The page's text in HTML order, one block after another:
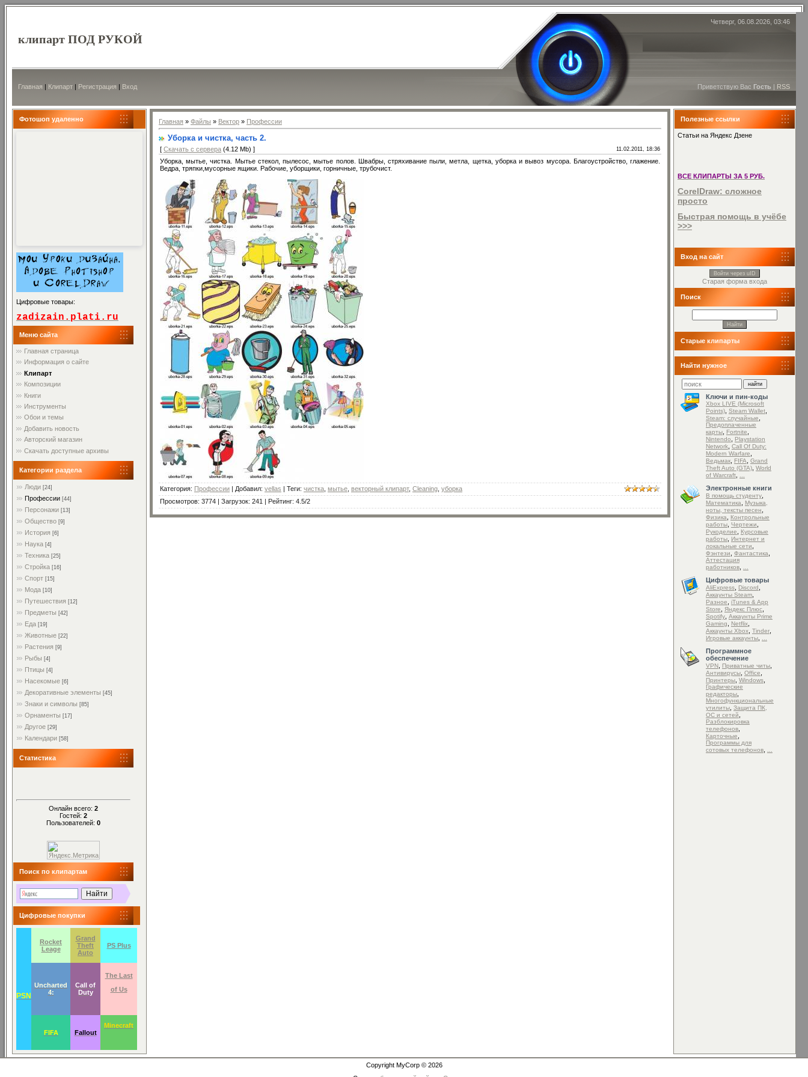
клипарт ПОД РУКОЙ
Четверг, 06.08.2026, 03:46
Главная | Клипарт | Регистрация | Вход Приветствую Вас Гость | RSS
Фотошоп удаленно
Цифровые товары:
zadizain.plati.ru
Меню сайта
Главная страница
Информация о сайте
Клипарт
Композиции
Книги
Инструменты
Обои и темы
Добавить новость
Авторский магазин
Скачать доступные архивы
Категории раздела
Люди [24]
Профессии [44]
Персонажи [13]
Общество [9]
История [6]
Наука [4]
Техника [25]
Стройка [16]
Спорт [15]
Мода [10]
Путешествия [12]
Предметы [42]
Еда [19]
Животные [22]
Растения [9]
Рыбы [4]
Птицы [4]
Насекомые [6]
Декоративные элементы [45]
Знаки и символы [85]
Орнаменты [17]
Другое [29]
Календари [58]
Статистика
Онлайн всего: 2
Гостей: 2
Пользователей: 0
Поиск по клипартам
Цифровые покупки
PSN
Rocket
Leage
Grand
Theft
Auto
PS Plus
Uncharted
4:
Call of
Duty
The Last
of Us
FIFA Fallout
Minecraft
Главная » Файлы » Вектор » Профессии
Уборка и чистка, часть 2.
[ Скачать с сервера (4.12 Mb) ] 11.02.2011, 18:36
Уборка, мытье, чистка. Мытье стекол, пылесос, мытье полов. Швабры, стряхивание пыли, метла, щетка, уборка и вывоз мусора. Благоустройство, глажение.
Ведра, тряпки,мусорные ящики. Рабочие, уборщики, горничные, трубочист.
Категория: Профессии | Добавил: vellas | Теги: чистка мытье векторный клипарт, Cleaning уборка
Просмотров: 3774 | Загрузок: 241 | Рейтинг: 4.5/2
Полезные ссылки
Статьи на Яндекс Дзене
ВСЕ КЛИПАРТЫ ЗА 5 РУБ.
CorelDraw: сложное
просто
Быстрая помощь в учёбе
>>>
Вход на сайт
Войти через uID
Старая форма входа
Поиск
Старые клипарты
Найти нужное
Ключи и пин-коды
Xbox LIVE (Microsoft
Points) Steam Wallet
Steam: случайные
Предоплаченные
карты
Fortnite
Nintendo
Playstation
Network Call Of Duty:
Modern Warfare
Ведьмак FIFA
Grand
Theft Auto (GTA) World
of Warcraft
Электронные книги
В помощь студенту
Математика
Музыка,
ноты, тексты песен
Физика
Контрольные
работы Чертежи
Рукоделие
Курсовые
работы
Интернет и
локальные сети
Фэнтези Фантастика
Аттестация
работников
Цифровые товары
AliExpress Discord
Аккаунты Steam
Разное
iTunes & App
Store
Яндекс Плюс
Spotify Аккаунты Prime
Gaming
Netflix
Аккаунты Xbox Tinder
Игровые аккаунты
Программное
обеспечение
VPN Приватные читы
Антивирусы Office
Принтеры Windows
Графические
редакторы
Mногофункциональные
утилиты Защита ПК,
ОС и сетей
Разблокировка
телефонов
Карточные
Программы для
сотовых телефонов
Copyright MyCorp © 2026